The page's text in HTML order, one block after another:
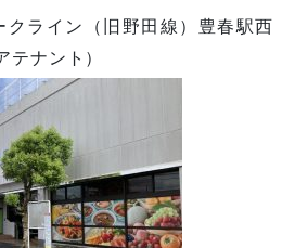
クライン（旧野田線）豊春駅西
テナント）